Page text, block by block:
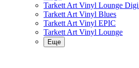
Tarkett Art Vinyl Lounge
Tarkett Art Vinyl Blues
Tarkett Art Vinyl EPIC
Tarkett Art Vinyl Lounge
Еще